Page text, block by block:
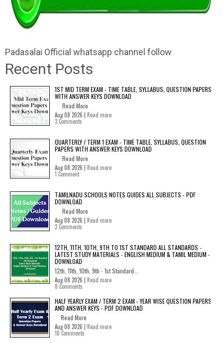
Padasalai Official whatsapp channel follow
Recent Posts
1ST MID TERM EXAM - TIME TABLE, SYLLABUS, QUESTION PAPERS
WITH ANSWER KEYS DOWNLOAD
Read More
Aug 08 2026 | Read more
3 Comments
QUARTERLY / TERM 1 EXAM - TIME TABLE, SYLLABUS, QUESTION
PAPERS WITH ANSWER KEYS DOWNLOAD
Read More
Aug 08 2026 | Read more
1 Comment
TAMILNADU SCHOOLS NOTES GUIDES ALL SUBJECTS - PDF
DOWNLOAD
Read More
Aug 08 2026 | Read more
2 Comments
12TH, 11TH, 10TH, 9TH TO 1ST STANDARD ALL STANDARDS -
LATEST STUDY MATERIALS - ENGLISH MEDIUM & TAMIL MEDIUM -
DOWNLOAD
12th, 11th, 10th, 9th - 1st Standard...
Aug 08 2026 | Read more
8 Comments
HALF YEARLY EXAM / TERM 2 EXAM - YEAR WISE QUESTION PAPERS
AND ANSWER KEYS - PDF DOWNLOAD
Read More
Aug 08 2026 | Read more
10 Comments